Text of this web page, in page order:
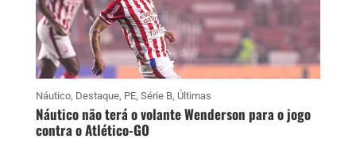
Náutico, Destaque, PE, Série B, Últimas
Náutico não terá o volante Wenderson para o jogo
contra o Atlético-GO